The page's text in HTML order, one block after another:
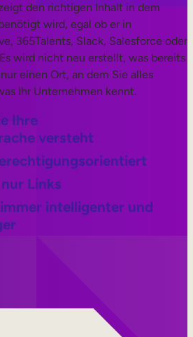
den richtigen Inhalt in dem
wird, egal ob er in
365Talents, Slack, Salesforce oder
wird nicht neu erstellt, was bereits
einen Ort, an dem Sie alles
Ihr Unternehmen kennt.
Ihre
versteht
Links
intelligenter und